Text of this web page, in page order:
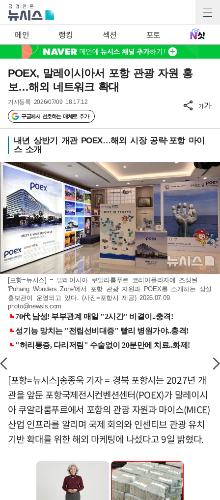
메인 랭킹 섹션 포토
POEX, 말레이시아서 포항 관광 자원 홍
보…해외 네트워크 확대
기사등록 2026/07/09 18:17:12
구글에서 선호하는 매체로 추가
가가
내년 상반기 개관 POEX…해외 시장 공략·포항 마이
스 소개
[포항=뉴시스] = 말레이시아 쿠알라룸푸르 코리아플라자에 조성된
'Pohang Wonders Zone'에서 포항 관광 자원과 POEX를 소개하는 상설
홍보관이 운영되고 있다. (사진=포항시 제공) 2026.07.09.
photo@newsis.com
[포항=뉴시스]송종욱 기자 = 경북 포항시는 2027년 개
관을 앞둔 포항국제전시컨벤션센터(POEX)가 말레이시
아 쿠알라룸푸르에서 포항의 관광 자원과 마이스(MICE)
산업 인프라를 알리며 국제 회의와 인센티브 관광 유치
기반 확대를 위한 해외 마케팅에 나섰다고 9일 밝혔다.